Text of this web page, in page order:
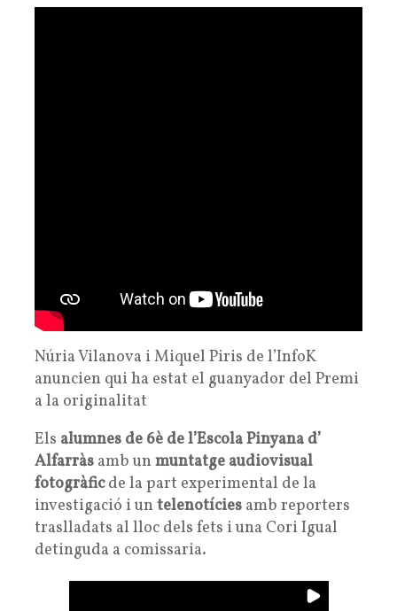
Núria Vilanova i Miquel Piris de l’InfoK
anuncien qui ha estat el guanyador del Premi
a la originalitat
Els alumnes de 6è de l’Escola Pinyana d’
Alfarràs amb un muntatge audiovisual
fotogràficde la part experimental de la
investigació i un telenotícies amb reporters
traslladats al lloc dels fets i una Cori Igual
detinguda a comissaria.